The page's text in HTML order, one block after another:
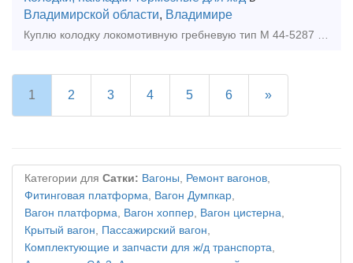
Владимирской области, Владимире
1 2 3 4 5 6 »
Категории для Сатки: Вагоны, Ремонт вагонов,
Фитинговая платформа, Вагон Думпкар,
Вагон платформа, Вагон хоппер, Вагон цистерна,
Крытый вагон, Пассажирский вагон,
Комплектующие и запчасти для ж/д транспорта,